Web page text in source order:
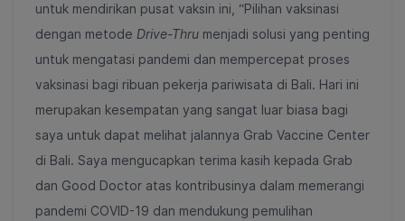
untuk mendirikan pusat vaksin ini, “Pilihan vaksinasi
dengan metode Drive-Thru menjadi solusi yang penting
untuk mengatasi pandemi dan mempercepat proses
vaksinasi bagi ribuan pekerja pariwisata di Bali. Hari ini
merupakan kesempatan yang sangat luar biasa bagi
saya untuk dapat melihat jalannya Grab Vaccine Center
di Bali. Saya mengucapkan terima kasih kepada Grab
dan Good Doctor atas kontribusinya dalam memerangi
pandemi COVID-19 dan mendukung pemulihan